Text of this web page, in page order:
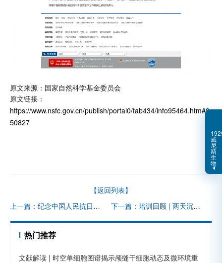
原文来源：国家自然科学基金委员会
原文链接：
https://www.nsfc.gov.cn/publish/portal0/tab434/info95464.htm#2
50827
【返回列表】
上一篇：纪念中国人民抗日战争暨世界反法西斯战争胜利八十周年
下一篇：培训回顾 | 两天沉浸式充电！1929cc威尼斯生物时空组学实战营圆满落幕，科研力 MAX 起飞～
热门推荐
文献解读 | 时空单细胞图谱揭示颅缝干细胞动态及微环境重
威
尼
斯
生
物